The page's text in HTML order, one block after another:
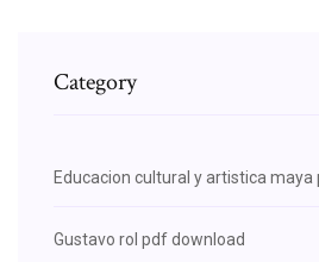
Category
Educacion cultural y artistica maya
Gustavo rol pdf download